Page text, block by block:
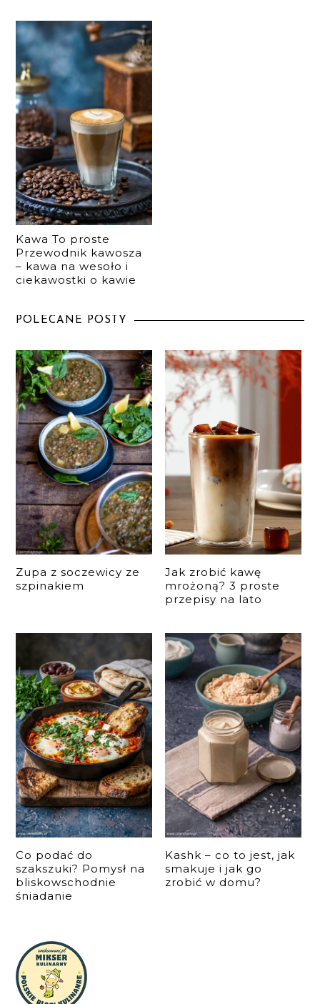
Kawa To proste
Przewodnik kawosza
– kawa na wesoło i
ciekawostki o kawie
POLECANE POSTY
Zupa z soczewicy ze
szpinakiem
Jak zrobić kawę
mrożoną? 3 proste
przepisy na lato
Co podać do
szakszuki? Pomysł na
bliskowschodnie
śniadanie
Kashk – co to jest, jak
smakuje i jak go
zrobić w domu?